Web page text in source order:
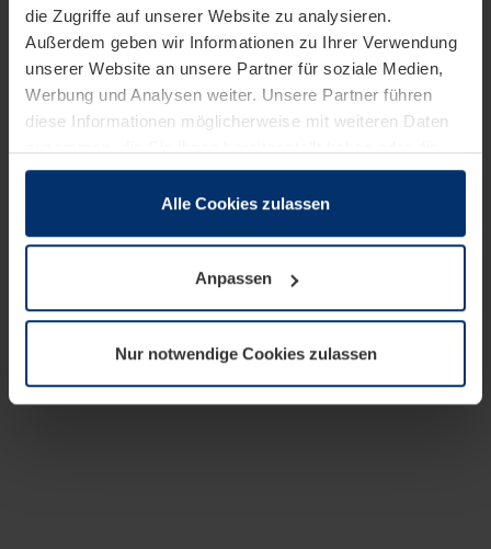
die Zugriffe auf unserer Website zu analysieren.
Außerdem geben wir Informationen zu Ihrer Verwendung
unserer Website an unsere Partner für soziale Medien,
Werbung und Analysen weiter. Unsere Partner führen
diese Informationen möglicherweise mit weiteren Daten
sie im Rahmen Ihrer Nutzung der Dienste gesammelt
wenn diese für den Betrieb dieser Seite unbedingt
notwendig sind. Für alle anderen Cookie-Typen benötigen
wir Ihre Erlaubnis. Ihre Einwilligung können Sie jederzeit
Datenschutzerklärungunserer Website ändern oder
widerrufen.
Alle Cookies zulassen
Anpassen
Nur notwendige Cookies zulassen